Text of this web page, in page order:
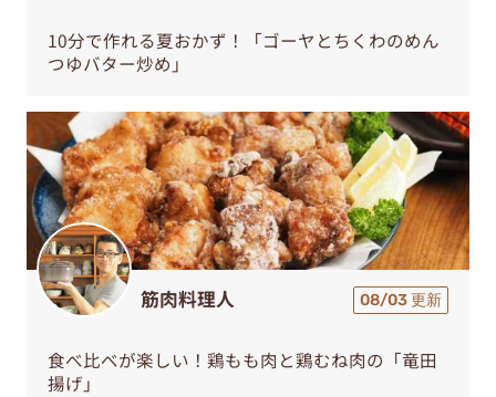
10分で作れる夏おかず！「ゴーヤとちくわのめん
つゆバター炒め」
筋肉料理人 08/03 更新
食べ比べが楽しい！鶏もも肉と鶏むね肉の「竜田
揚げ」